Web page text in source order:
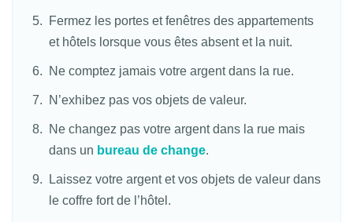
Fermez les portes et fenêtres des appartements
et hôtels lorsque vous êtes absent et la nuit.
Ne comptez jamais votre argent dans la rue.
N’exhibez pas vos objets de valeur.
Ne changez pas votre argent dans la rue mais
dans un bureau de change.
Laissez votre argent et vos objets de valeur dans
le coffre fort de l’hôtel.